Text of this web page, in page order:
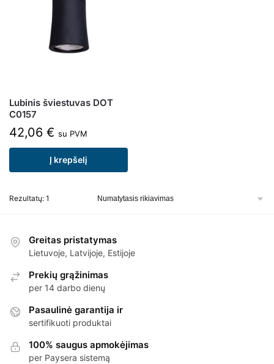
Lubinis šviestuvas DOT
C0157
42,06 € su PVM
Į krepšelį
Rezultatų: 1
Greitas pristatymas
Lietuvoje, Latvijoje, Estijoje
Prekių grąžinimas
per 14 darbo dienų
Pasaulinė garantija ir
sertifikuoti produktai
100% saugus apmokėjimas
per Paysera sistemą